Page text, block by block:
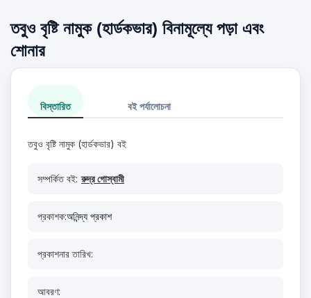
তবুও বৃষ্টি নামুক (হার্ডকভার) বিনামূল্যে পড়া এবং
শোনার
বিস্তারিত বই পর্যালোচনা
তবুও বৃষ্টি নামুক (হার্ডকভার) বই
সম্পর্কিত বই: রুদ্র গোস্বামী
প্রকাশক:অনিন্দ্য প্রকাশ
প্রকাশনার তারিখ:
আবরণ: